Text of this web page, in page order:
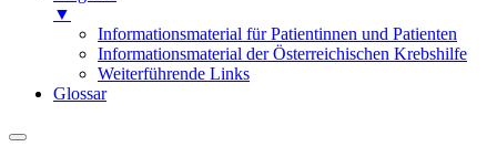
▼
Informationsmaterial für Patientinnen und Patienten
Informationsmaterial der Österreichischen Krebshilfe
Weiterführende Links
Glossar